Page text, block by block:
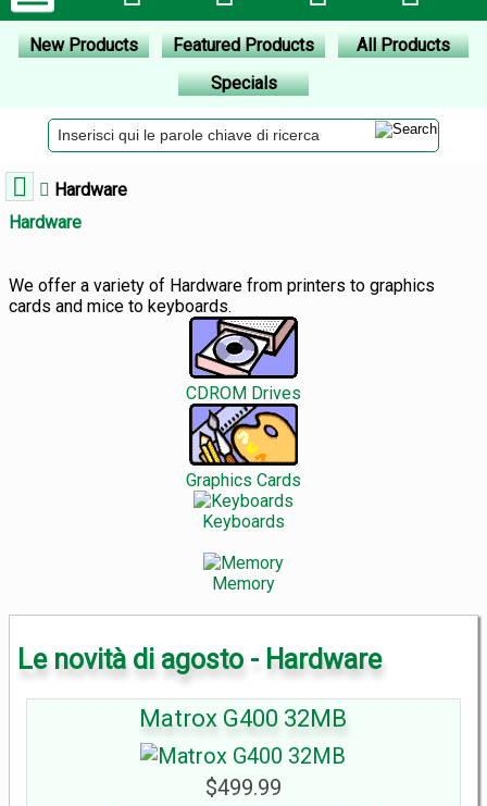
New Products Featured Products
All Products
Specials
Hardware
Hardware
We offer a variety of Hardware from printers to graphics
cards and mice to keyboards.
CDROM Drives
Graphics Cards
Keyboards
Memory
Le novità di agosto - Hardware
Matrox G400 32MB
$499.99